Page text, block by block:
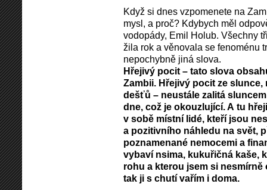
Když si dnes vzpomenete na
mysl, a proč? Kdybych měl
vodopády, Emil Holub. Všechny
žila rok a věnovala se fenoménu
nepochybně jiná slova.
Hřejivý pocit – tato slova
Zambii. Hřejivý pocit ze
dešťů – neustále zalitá
dne, což je okouzlující. A tu
v sobě místní lidé, kteří jsou
a pozitivního náhledu na svět,
poznamenané nemocemi a
vybaví nsima, kukuřičná kaše,
rohu a kterou jsem si
tak ji s chutí vařím i doma.